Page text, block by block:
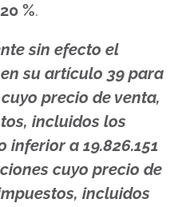
%.
sin efecto el
su artículo 39 para
precio de venta,
incluidos los
inferior a 19.826.151
cuyo precio de
incluidos